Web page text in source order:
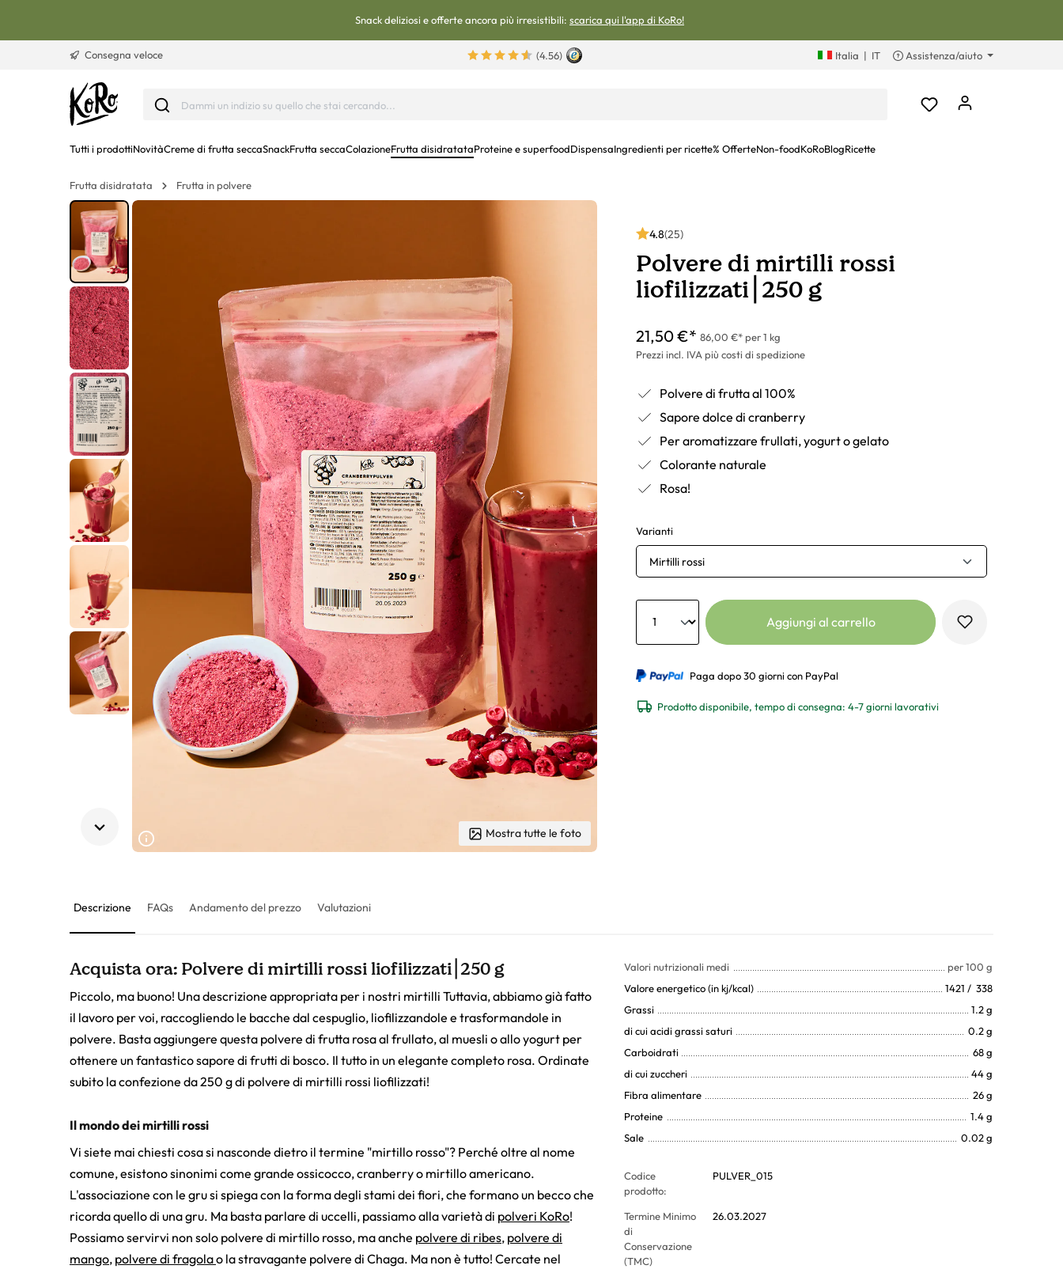
Snack deliziosi e offerte ancora più irresistibili: scarica qui l'app di KoRo!
Consegna veloce (4.56) Italia | IT Assistenza/aiuto
Tutti i prodottiNovitàCreme di frutta seccaSnackFrutta seccaColazioneFrutta disidratataProteine e superfoodDispensaIngredienti per ricette% OfferteNon-foodKoRoBlogRicette
Frutta disidratata Frutta in polvere
Mostra tutte le foto
4.8(25)
Polvere di mirtilli rossi
liofilizzati⎮250 g
21,50 €* 86,00 €* per 1 kg
Prezzi incl. IVA più costi di spedizione
Polvere di frutta al 100%
Sapore dolce di cranberry
Per aromatizzare frullati, yogurt o gelato
Colorante naturale
Rosa!
Varianti
Mirtilli rossi
Anzahl
Aggiungi al carrello
Paga dopo 30 giorni con PayPal
Prodotto disponibile, tempo di consegna: 4-7 giorni lavorativi
Descrizione FAQs Andamento del prezzo Valutazioni
Acquista ora: Polvere di mirtilli rossi liofilizzati⎮250 g
Piccolo, ma buono! Una descrizione appropriata per i nostri mirtilli Tuttavia, abbiamo già fatto
il lavoro per voi, raccogliendo le bacche dal cespuglio, liofilizzandole e trasformandole in
polvere. Basta aggiungere questa polvere di frutta rosa al frullato, al muesli o allo yogurt per
ottenere un fantastico sapore di frutti di bosco. Il tutto in un elegante completo rosa. Ordinate
subito la confezione da 250 g di polvere di mirtilli rossi liofilizzati!
Il mondo dei mirtilli rossi
Vi siete mai chiesti cosa si nasconde dietro il termine "mirtillo rosso"? Perché oltre al nome
comune, esistono sinonimi come grande ossicocco, cranberry o mirtillo americano.
L'associazione con le gru si spiega con la forma degli stami dei fiori, che formano un becco che
ricorda quello di una gru. Ma basta parlare di uccelli, passiamo alla varietà di polveri KoRo!
Possiamo servirvi non solo polvere di mirtillo rosso, ma anche polvere di ribes, polvere di
mango, polvere di fragolao la stravagante polvere di Chaga. Ma non è tutto! Cercate nel
Valori nutrizionali medi
per 100 g
Valore energetico (in kj/kcal)
1421 / 338
Grassi
1.2 g
di cui acidi grassi saturi
0.2 g
Carboidrati
68 g
di cui zuccheri
44 g
Fibra alimentare
26 g
Proteine
1.4 g
Sale
0.02 g
Codice
prodotto:
PULVER_015
Termine Minimo
di
Conservazione
(TMC)
26.03.2027